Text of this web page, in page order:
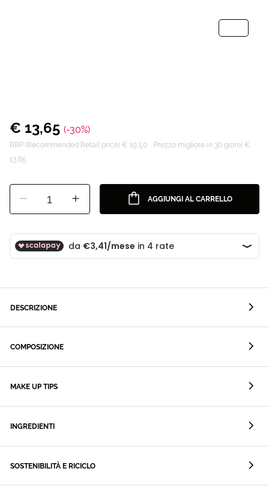
€ 13,65 (-30%)
RRP (Recommended Retail price) € 19,50
Prezzo migliore in 30 giorni €
13,65
1 AGGIUNGI AL CARRELLO
DESCRIZIONE
COMPOSIZIONE
MAKE UP TIPS
INGREDIENTI
SOSTENIBILITÀ E RICICLO